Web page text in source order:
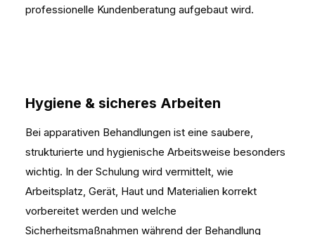
professionelle Kundenberatung aufgebaut wird.
Hygiene & sicheres Arbeiten
Bei apparativen Behandlungen ist eine saubere,
strukturierte und hygienische Arbeitsweise besonders
wichtig. In der Schulung wird vermittelt, wie
Arbeitsplatz, Gerät, Haut und Materialien korrekt
vorbereitet werden und welche
Sicherheitsmaßnahmen während der Behandlung